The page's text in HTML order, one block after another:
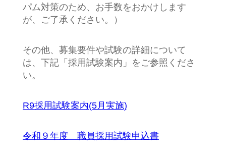
パム対策のため、お手数をおかけします
が、ご了承ください。）
その他、募集要件や試験の詳細について
は、下記「採用試験案内」をご参照くださ
い。
R9採用試験案内(5月実施)
令和９年度 職員採用試験申込書